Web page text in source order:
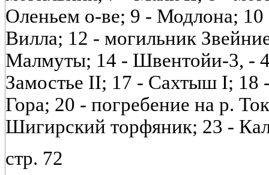
Оленьем о-ве; 9 - Модлона;
Вилла; 12 - могильник
Малмуты; 14 - Швентойи-3, -
Замостье II; 17 - Сахтыш I; 18
Гора; 20 - погребение на р.
Шигирский торфяник; 23 -
стр. 72